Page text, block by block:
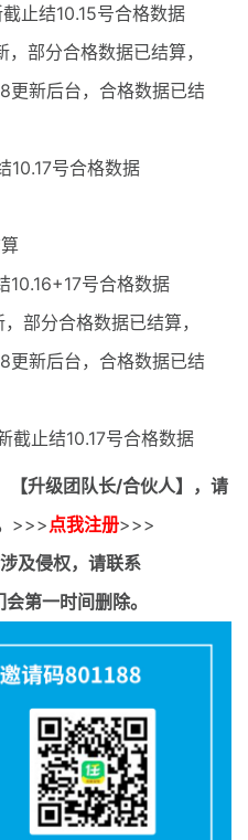
止结10.15号合格数据
部分合格数据已结算，
更新后台，合格数据已结
10.17号合格数据
10.16+17号合格数据
部分合格数据已结算，
更新后台，合格数据已结
截止结10.17号合格数据
【升级团队长/合伙人】，请
>>> 点我注册>>>
及侵权，请联系
第一时间删除。